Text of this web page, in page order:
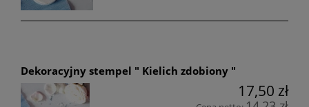
Dekoracyjny stempel " Kielich zdobiony "
17,50 zł